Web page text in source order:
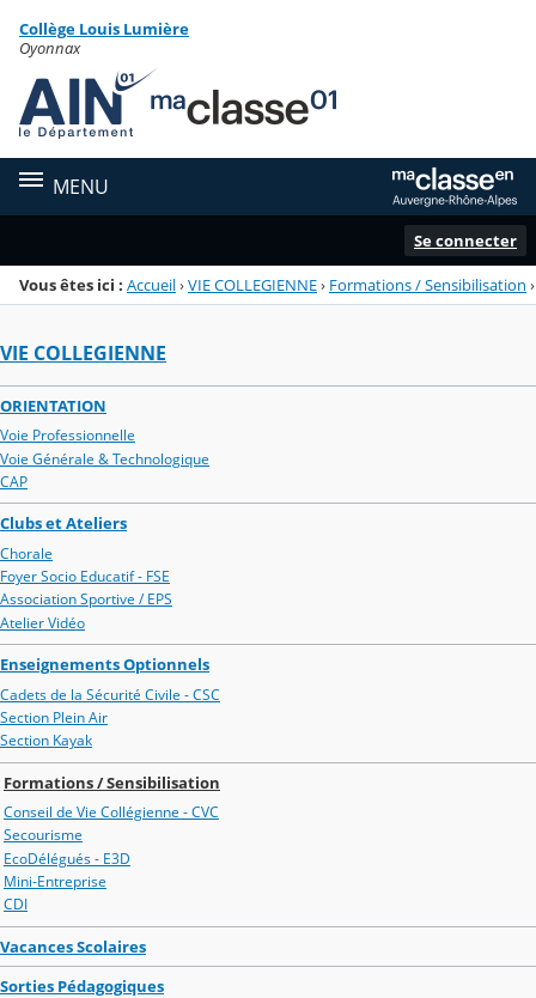
Menu de la rubrique
Contenu
Collège Louis Lumière
Oyonnax
MENU
Se connecter
Vous êtes ici : Accueil›VIE COLLEGIENNE› Formations / Sensibilisation ›
VIE COLLEGIENNE
ORIENTATION
Voie Professionnelle
Voie Générale & Technologique
CAP
Clubs et Ateliers
Chorale
Foyer Socio Educatif - FSE
Association Sportive / EPS
Atelier Vidéo
Enseignements Optionnels
Cadets de la Sécurité Civile - CSC
Section Plein Air
Section Kayak
Formations / Sensibilisation
Conseil de Vie Collégienne - CVC
Secourisme
EcoDélégués - E3D
Mini-Entreprise
CDI
Vacances Scolaires
Sorties Pédagogiques